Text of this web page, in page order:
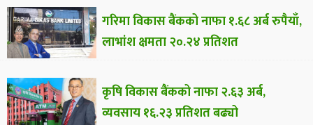
गरिमा विकास बैंकको नाफा १.६८ अर्ब रुपैयाँ,
लाभांश क्षमता २०.२४ प्रतिशत
कृषि विकास बैंकको नाफा २.६३ अर्ब,
व्यवसाय १६.२३ प्रतिशत बढ्यो